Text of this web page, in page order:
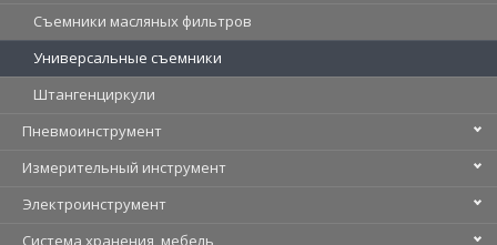
Съемники масляных фильтров
Универсальные съемники
Штангенциркули
Пневмоинструмент
Измерительный инструмент
Электроинструмент
Система хранения, мебель